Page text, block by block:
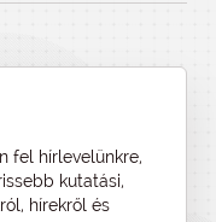
fel hírlevelünkre,
kutatási,
hírekről és